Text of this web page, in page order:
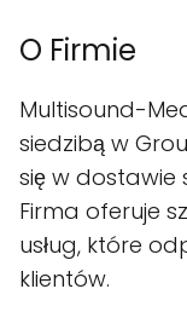
O Firmie
Multisound-
siedzibą w
się w dostawie
Firma oferuje
usług, które
klientów.